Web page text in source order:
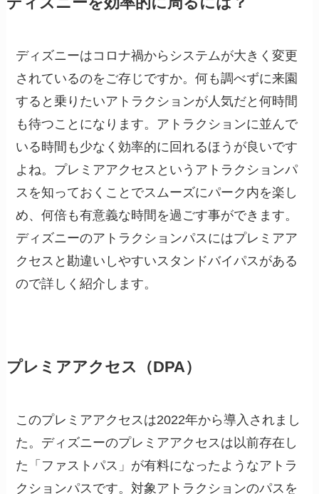
ディズニーはコロナ禍からシステムが大きく変更
されているのをご存じですか。何も調べずに来園
すると乗りたいアトラクションが人気だと何時間
も待つことになります。アトラクションに並んで
いる時間も少なく効率的に回れるほうが良いです
よね。プレミアアクセスというアトラクションパ
スを知っておくことでスムーズにパーク内を楽し
め、何倍も有意義な時間を過ごす事ができます。
ディズニーのアトラクションパスにはプレミアア
クセスと勘違いしやすいスタンドバイパスがある
ので詳しく紹介します。
プレミアアクセス（DPA）
このプレミアアクセスは2022年から導入されまし
た。ディズニーのプレミアアクセスは以前存在し
た「ファストパス」が有料になったようなアトラ
クションパスです。対象アトラクションのパスを